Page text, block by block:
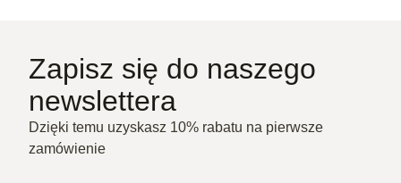
Zapisz się do naszego
newslettera
Dzięki temu uzyskasz 10% rabatu na pierwsze
zamówienie